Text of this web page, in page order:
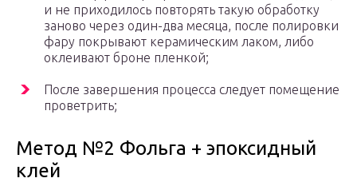
и не приходилось повторять такую обработку
заново через один-два месяца, после полировки
фару покрывают керамическим лаком, либо
оклеивают броне пленкой;
После завершения процесса следует помещение
проветрить;
Метод №2 Фольга + эпоксидный
клей